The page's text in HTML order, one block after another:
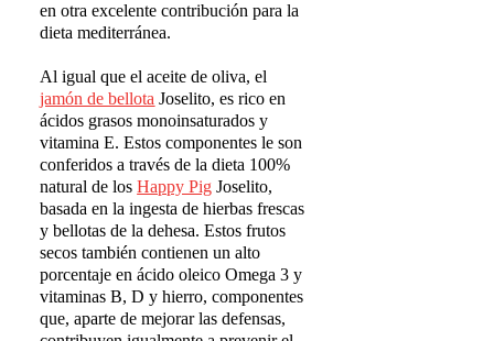
en otra excelente contribución para la
dieta mediterránea.
Al igual que el aceite de oliva, el
jamón de bellota Joselito, es rico en
ácidos grasos monoinsaturados y
vitamina E. Estos componentes le son
conferidos a través de la dieta 100%
natural de losHappy Pig Joselito,
basada en la ingesta de hierbas frescas
y bellotas de la dehesa. Estos frutos
secos también contienen un alto
porcentaje en ácido oleico Omega 3 y
vitaminas B, D y hierro, componentes
que, aparte de mejorar las defensas,